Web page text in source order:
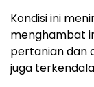
Kondisi ini
menghambat
pertanian dan
juga